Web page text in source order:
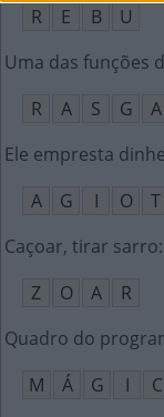
R
E B
U
Uma das funções
R
A S G A
Ele empresta
A
G I O T
Caçoar, tirar sarro:
Z
O A
R
Quadro do
M
Á G I C